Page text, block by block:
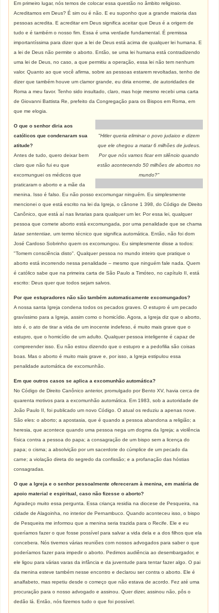
Em primeiro lugar, nós temos de colocar essa questão no âmbito religioso.
Acreditamos em Deus? É sim ou é não. E eu suponho que a grande maioria das
pessoas acredita. E acreditar em Deus significa aceitar que Deus é a origem de
tudo e é também o nosso fim. Essa é uma verdade fundamental. É premissa
importantíssima para dizer que a lei de Deus está acima de qualquer lei humana. E
a lei de Deus não permite o aborto. Então, se uma lei humana está contradizendo
uma lei de Deus, no caso, a que permitiu a operação, essa lei não tem nenhum
valor. Quanto ao que você afirma, sobre as pessoas estarem revoltadas, tenho de
dizer que também houve um clamor grande, eu diria enorme, de autoridades de
Roma a meu favor. Tenho sido insultado, claro, mas hoje mesmo recebi uma carta
de Giovanni Battista Re, prefeito da Congregação para os Bispos em Roma, em
que me elogia.
"Hitler queria eliminar o povo judaico e dizem
que ele chegou a matar 6 milhões de judeus.
Por que nós vamos ficar em silêncio quando
estão acontecendo 50 milhões de abortos no
mundo?"
O que o senhor diria aos
católicos que condenaram sua
atitude?
Antes de tudo, quero deixar bem
claro que não fui eu que
excomunguei os médicos que
praticaram o aborto e a mãe da
menina. Isso é falso. Eu não posso excomungar ninguém. Eu simplesmente
mencionei o que está escrito na lei da Igreja, o cânone 1 398, do Código de Direito
Canônico, que está aí nas livrarias para qualquer um ler. Por essa lei, qualquer
pessoa que comete aborto está excomungada, por uma penalidade que se chama
latae sententiae, um termo técnico que significa automática. Então, não foi dom
José Cardoso Sobrinho quem os excomungou. Eu simplesmente disse a todos:
"Tomem consciência disto". Qualquer pessoa no mundo inteiro que pratique o
aborto está incorrendo nessa penalidade – mesmo que ninguém fale nada. Quem
é católico sabe que na primeira carta de São Paulo a Timóteo, no capítulo II, está
escrito: Deus quer que todos sejam salvos.
Por que estupradores não são também automaticamente excomungados?
A nossa santa Igreja condena todos os pecados graves. O estupro é um pecado
gravíssimo para a Igreja, assim como o homicídio. Agora, a Igreja diz que o aborto,
isto é, o ato de tirar a vida de um inocente indefeso, é muito mais grave que o
estupro, que o homicídio de um adulto. Qualquer pessoa inteligente é capaz de
compreender isso. Eu não estou dizendo que o estupro e a pedofilia são coisas
boas. Mas o aborto é muito mais grave e, por isso, a Igreja estipulou essa
penalidade automática de excomunhão.
Em que outros casos se aplica a excomunhão automática?
No Código de Direito Canônico anterior, promulgado por Bento XV, havia cerca de
quarenta motivos para a excomunhão automática. Em 1983, sob a autoridade de
João Paulo II, foi publicado um novo Código. O atual os reduziu a apenas nove.
São eles: o aborto; a apostasia, que é quando a pessoa abandona a religião; a
heresia, que acontece quando uma pessoa nega um dogma da Igreja; a violência
física contra a pessoa do papa; a consagração de um bispo sem a licença do
papa; o cisma; a absolvição por um sacerdote do cúmplice de um pecado da
carne; a violação direta do segredo da confissão; e a profanação das hóstias
consagradas.
O que a Igreja e o senhor pessoalmente ofereceram à menina, em matéria de
apoio material e espiritual, caso não fizesse o aborto?
Agradeço muito essa pergunta. Essa criança residia na diocese de Pesqueira, na
cidade de Alagoinha, no interior de Pernambuco. Quando aconteceu isso, o bispo
de Pesqueira me informou que a menina seria trazida para o Recife. Ele e eu
queríamos fazer o que fosse possível para salvar a vida dela e a dos filhos que ela
concebera. Nós tivemos várias reuniões com nossos advogados para saber o que
poderíamos fazer para impedir o aborto. Pedimos audiência ao desembargador, e
ele ligou para várias varas da infância e da juventude para tentar fazer algo. O pai
da menina esteve também nesse encontro e declarou ser contra o aborto. Ele é
analfabeto, mas repetiu desde o começo que não estava de acordo. Fez até uma
procuração para o nosso advogado e assinou. Quer dizer, assinou não, pôs o
dedão lá. Então, nós fizemos tudo o que foi possível.